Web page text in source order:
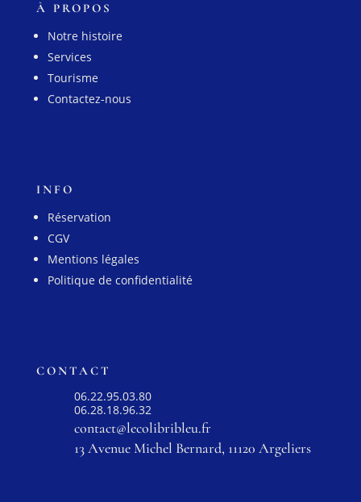
À PROPOS
Notre histoire
Services
Tourisme
Contactez-nous
INFO
Réservation
CGV
Mentions légales
Politique de confidentialité
CONTACT
06.22.95.03.80
06.28.18.96.32
contact@lecolibribleu.fr
13 Avenue Michel Bernard, 11120 Argeliers